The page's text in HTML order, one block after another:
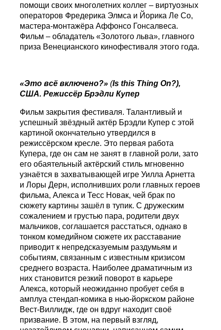
помощи своих многолетних коллег – виртуозных
операторов Фредерика Элмса и Йорика Ле Со,
мастера-монтажёра Аффонсо Гонсалвеса.
Фильм – обладатель «Золотого льва», главного
приза Венецианского кинофестиваля этого года.
«Это всё включено?»(Is this Thing On?),
США. Режиссёр Брэдли Купер
Фильм закрытия фестиваля. Талантливый и
успешный звёздный актёр Брэдли Купер с этой
картиной окончательно утвердился в
режиссёрском кресле. Это первая работа
Купера, где он сам не занят в главной роли, зато
его обаятельный актёрский стиль мгновенно
узнаётся в захватывающей игре Уилла Арнетта
и Лоры Дерн, исполнивших роли главных героев
фильма, Алекса и Тесс Новак, чей брак по
сюжету картины зашёл в тупик. С дружеским
сожалением и грустью пара, родители двух
мальчиков, соглашается расстаться, однако в
тонком комедийном сюжете их расставание
приводит к непредсказуемым раздумьям и
событиям, связанным с известным кризисом
среднего возраста. Наиболее драматичным из
них становится резкий поворот в карьере
Алекса, который неожиданно пробует себя в
амплуа стендап-комика в нью-йоркском районе
Вест-Виллидж, где он вдруг находит своё
призвание. В этом, на первый взгляд,